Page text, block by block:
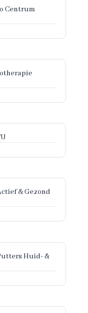
Centrum
& Gezond
Huid- &